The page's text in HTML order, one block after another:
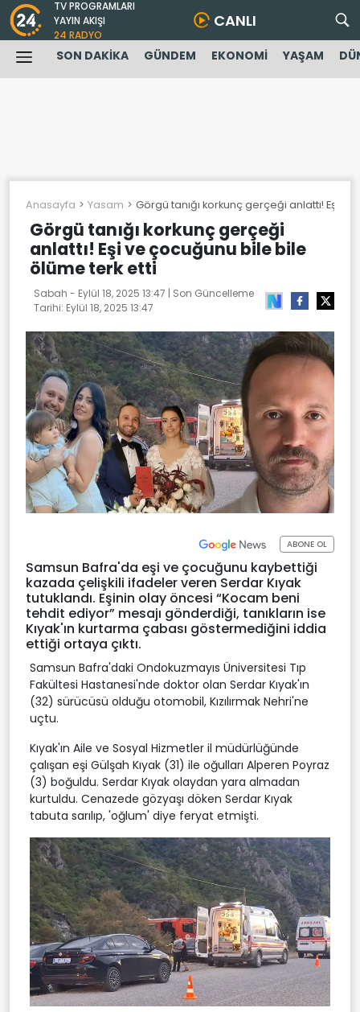
TV PROGRAMLARI
YAYIN AKIŞI
24 RADYO
CANLI
SON DAKİKA GÜNDEM EKONOMİ YAŞAM
Anasayfa Yasam Görgü tanığı korkunç gerçeği anlattı! Eşi
Görgü tanığı korkunç gerçeği
anlattı! Eşi ve çocuğunu bile bile
ölüme terk etti
Sabah - Eylül 18, 2025 13:47 | Son Güncelleme
Tarihi: Eylül 18, 2025 13:47
ABONE OL
Samsun Bafra'da eşi ve çocuğunu kaybettiği
kazada çelişkili ifadeler veren Serdar Kıyak
tutuklandı. Eşinin olay öncesi “Kocam beni
tehdit ediyor” mesajı gönderdiği, tanıkların ise
Kıyak'ın kurtarma çabası göstermediğini iddia
ettiği ortaya çıktı.
Samsun Bafra'daki Ondokuzmayıs Üniversitesi Tıp
Fakültesi Hastanesi'nde doktor olan Serdar Kıyak'ın
(32) sürücüsü olduğu otomobil, Kızılırmak Nehri'ne
uçtu.
Kıyak'ın Aile ve Sosyal Hizmetler il müdürlüğünde
çalışan eşi Gülşah Kıyak (31) ile oğulları Alperen Poyraz
(3) boğuldu. Serdar Kıyak olaydan yara almadan
kurtuldu. Cenazede gözyaşı döken Serdar Kıyak
tabuta sarılıp, 'oğlum' diye feryat etmişti.